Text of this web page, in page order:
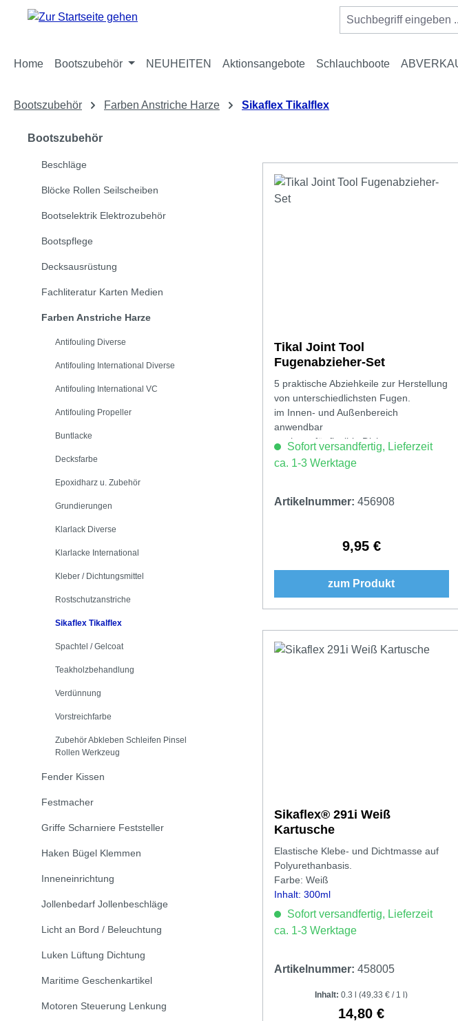
Hauptinhalt springen
Zur Suche springen
Zur Hauptnavigation springen
Home Bootszubehör NEUHEITEN Aktionsangebote Schlauchboote
Bootszubehör Farben Anstriche Harze Sikaflex Tikalflex
Bootszubehör
Beschläge
Blöcke Rollen Seilscheiben
Bootselektrik Elektrozubehör
Bootspflege
Decksausrüstung
Fachliteratur Karten Medien
Farben Anstriche Harze
Antifouling Diverse
Antifouling International Diverse
Antifouling International VC
Antifouling Propeller
Buntlacke
Decksfarbe
Epoxidharz u. Zubehör
Grundierungen
Klarlack Diverse
Klarlacke International
Kleber / Dichtungsmittel
Rostschutzanstriche
Sikaflex Tikalflex
Spachtel / Gelcoat
Teakholzbehandlung
Verdünnung
Vorstreichfarbe
Zubehör Abkleben Schleifen Pinsel
Rollen Werkzeug
Fender Kissen
Festmacher
Griffe Scharniere Feststeller
Haken Bügel Klemmen
Inneneinrichtung
Jollenbedarf Jollenbeschläge
Licht an Bord / Beleuchtung
Luken Lüftung Dichtung
Maritime Geschenkartikel
Motoren Steuerung Lenkung
Tikal Joint Tool
Fugenabzieher-Set
5 praktische Abziehkeile zur Herstellung
von unterschiedlichsten Fugen.
im Innen- und Außenbereich
anwendbar
geeignet für flexible Dichtmassen
Sofort versandfertig, Lieferzeit
ca. 1-3 Werktage
Artikelnummer: 456908
Regulärer Preis:
9,95 €
zum Produkt
Sikaflex® 291i Weiß
Kartusche
Elastische Klebe- und Dichtmasse auf
Polyurethanbasis.
Farbe: Weiß
Inhalt: 300ml
Sofort versandfertig, Lieferzeit
ca. 1-3 Werktage
Artikelnummer: 458005
Inhalt:0.3 l(49,33 € / 1 l)
Regulärer Preis:
14,80 €